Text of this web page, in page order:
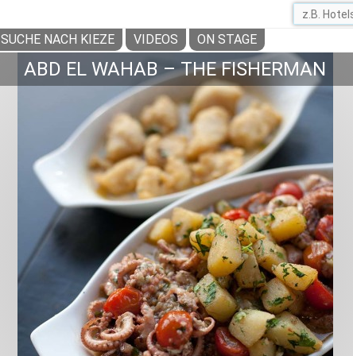
SUCHE NACH KIEZE VIDEOS ON STAGE
ABD EL WAHAB – THE FISHERMAN